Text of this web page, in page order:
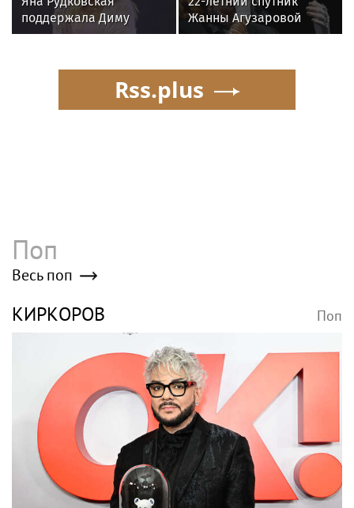
поддержала Диму
Билана после скандала
Жанны Агузаровой
опроверг роман с
Rss.plus
Поп
Весь поп
КИРКОРОВ Поп